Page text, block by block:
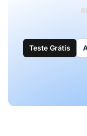
Teste Grátis